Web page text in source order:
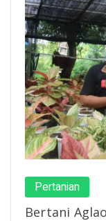
Pertanian
Bertani